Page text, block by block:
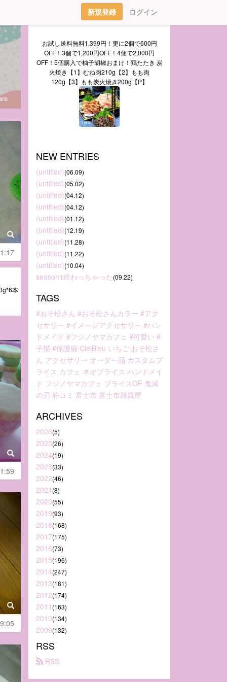
新規登録 ログイン
本
お試し送料無料1,399円！更に2個で600円
OFF！3個で1,200円OFF！4個で2,000円
OFF！5個購入で柚子胡椒おまけ！鶏たたき 炭
火焼き【1】むね肉210g【2】もも肉
120g【3】もも炭火焼き200g【P】
NEW ENTRIES
(untitled)(06.09)
(untitled)(05.02)
(untitled)(04.12)
(untitled)(04.12)
(untitled)(01.12)
(untitled)(12.19)
(untitled)(11.28)
(untitled)(11.22)
(untitled)(10.04)
season1終わっちゃった(09.22)
TAGS
#おそ松さん #おそ松さんカラー #アク
セサリー #イメージアクセサリー #ハン
ドメイド #フジノヤマカフェ #可愛い #
子猫 #保護猫 CielBleu いちご おそ松さ
ん アクセサリー オーダー品 カスタムブ
ライス カフェ ネオブライス ハンドメイ
ド フジノヤマカフェ ブライスOF 鬼滅
の刃 静コミ 富士市 富士市雑貨屋
ARCHIVES
2026(5)
2025(26)
2024(19)
2023(33)
2022(46)
2021(8)
2020(55)
2019(93)
2018(168)
2017(175)
2016(73)
2015(196)
2014(247)
2013(181)
2012(174)
2011(163)
2010(134)
2009(132)
RSS
RSS